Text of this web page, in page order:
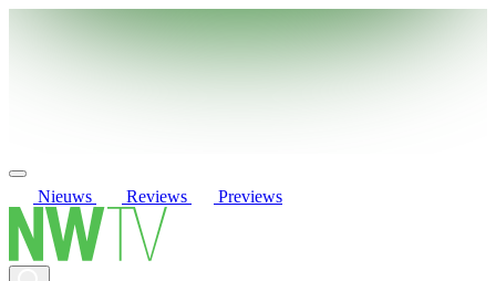
Nieuws Reviews Previews